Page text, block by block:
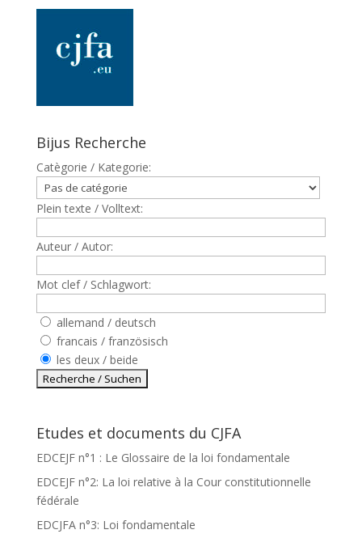
Bijus Recherche
Catègorie / Kategorie:
Plein texte / Volltext:
Auteur / Autor:
Mot clef / Schlagwort:
allemand / deutsch
francais / französisch
les deux / beide
Etudes et documents du CJFA
EDCEJF n°1 : Le Glossaire de la loi fondamentale
EDCEJF n°2: La loi relative à la Cour constitutionnelle
fédérale
EDCJFA n°3: Loi fondamentale